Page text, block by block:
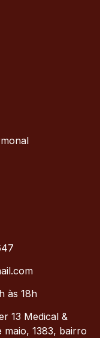
às 18h
13 Medical &
maio, 1383, bairro